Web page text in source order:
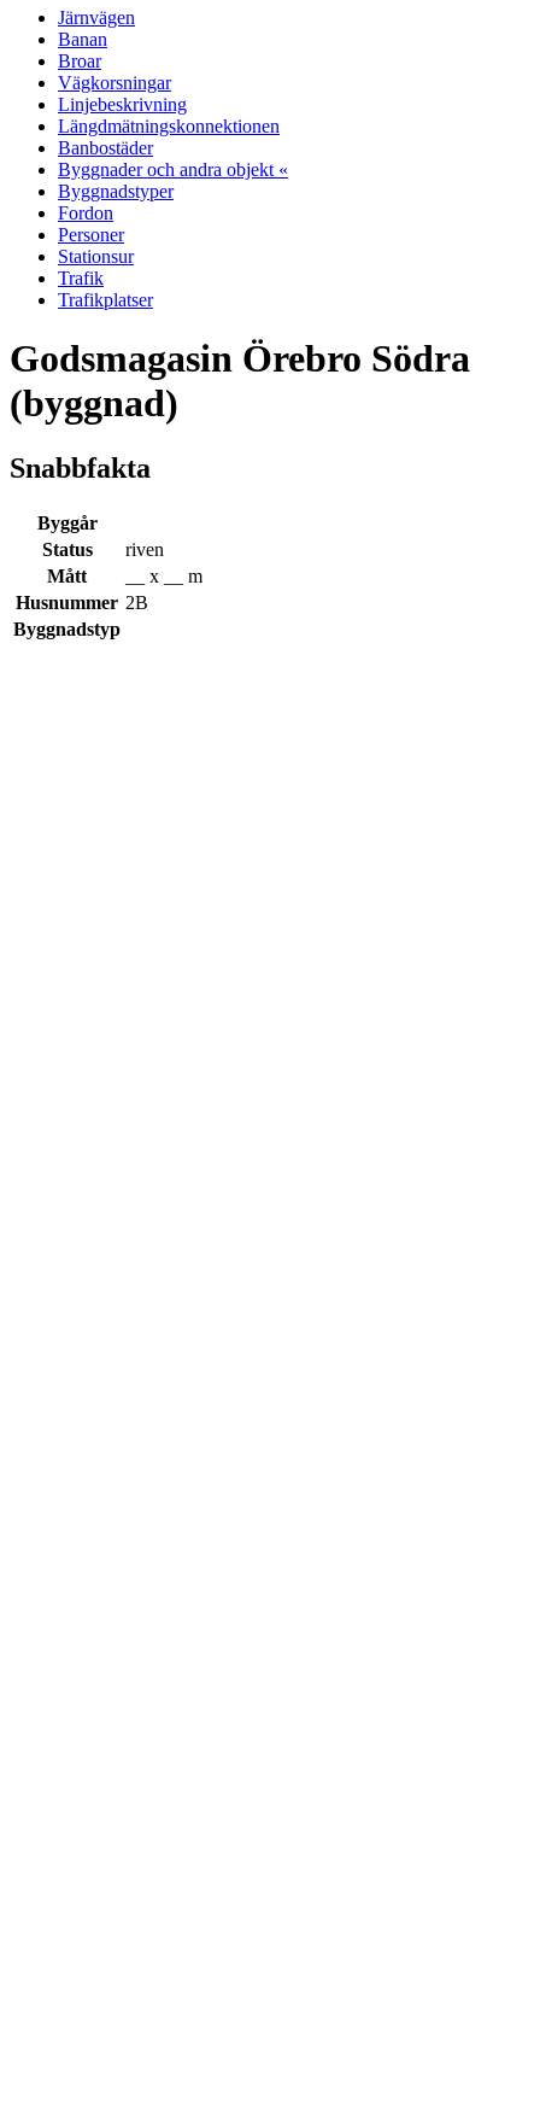
Järnvägen
Banan
Broar
Vägkorsningar
Linjebeskrivning
Längdmätningskonnektionen
Banbostäder
Byggnader och andra objekt «
Byggnadstyper
Fordon
Personer
Stationsur
Trafik
Trafikplatser
Godsmagasin Örebro Södra
(byggnad)
Snabbfakta
Byggår
Status
riven
Mått
__ x __ m
Husnummer 2B
Byggnadstyp